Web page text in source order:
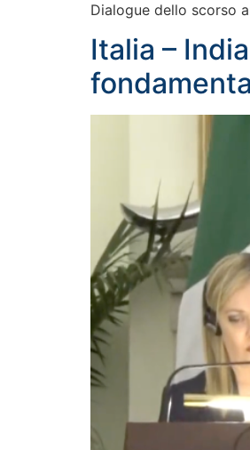
Dialogue dello scorso
Italia –